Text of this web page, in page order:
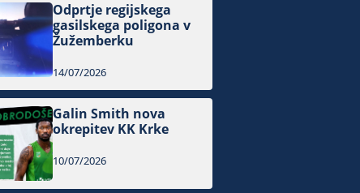
Odprtje regijskega
gasilskega poligona v
Žužemberku
14/07/2026
Galin Smith nova
okrepitev KK Krke
10/07/2026